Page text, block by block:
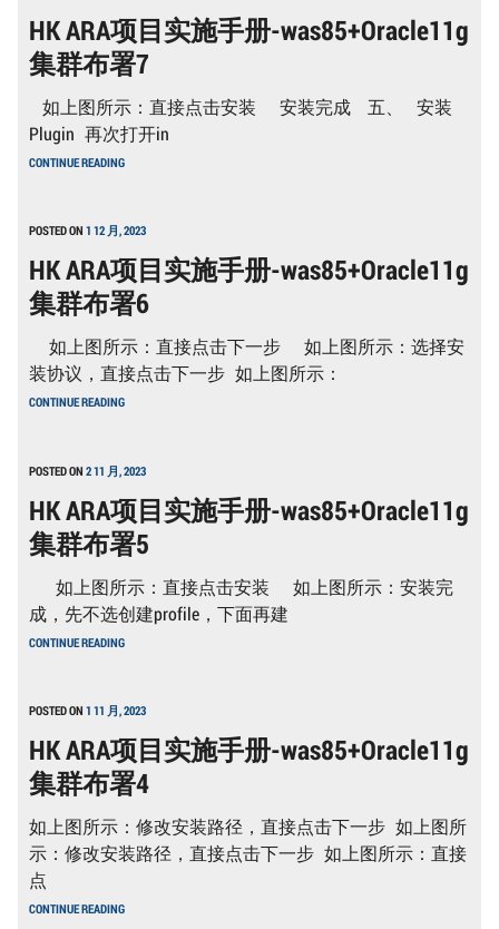
手
册-
WAS85+ORACLE11G
集
布
署
8
HK ARA项目实施手册-was85+Oracle11g
集群布署7
如上图所示：直接点击安装 安装完成 五、 安装
Plugin 再次打开in
CONTINUE READING
ARA
实
手
册-
WAS85+ORACLE11G
集
布
署
7
POSTED ON 1 12 月, 2023
HK ARA项目实施手册-was85+Oracle11g
集群布署6
如上图所示：直接点击下一步 如上图所示：选择安
装协议，直接点击下一步 如上图所示：
CONTINUE READINGHK
ARA
实
手
册-
WAS85+ORACLE11G
集
布
署
6
POSTED ON 2 11 月, 2023
HK ARA项目实施手册-was85+Oracle11g
集群布署5
如上图所示：直接点击安装 如上图所示：安装完
成，先不选创建profile，下面再建
CONTINUE READING
ARA
实
手
册-
WAS85+ORACLE11G
集
布
署
5
POSTED ON 1 11 月, 2023
HK ARA项目实施手册-was85+Oracle11g
集群布署4
如上图所示：修改安装路径，直接点击下一步 如上图所
示：修改安装路径，直接点击下一步 如上图所示：直接
点
CONTINUE READINGHK
ARA